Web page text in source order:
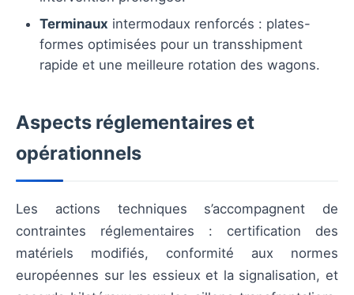
Terminaux intermodaux renforcés : plates-
formes optimisées pour un transshipment
rapide et une meilleure rotation des wagons.
Aspects réglementaires et
opérationnels
Les actions techniques s’accompagnent de
contraintes réglementaires : certification des
matériels modifiés, conformité aux normes
européennes sur les essieux et la signalisation, et